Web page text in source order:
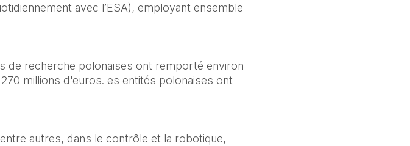
avec l’ESA), employant ensemble
de recherche polonaises ont remporté environ
millions d'euros. es entités polonaises ont
autres, dans le contrôle et la robotique,